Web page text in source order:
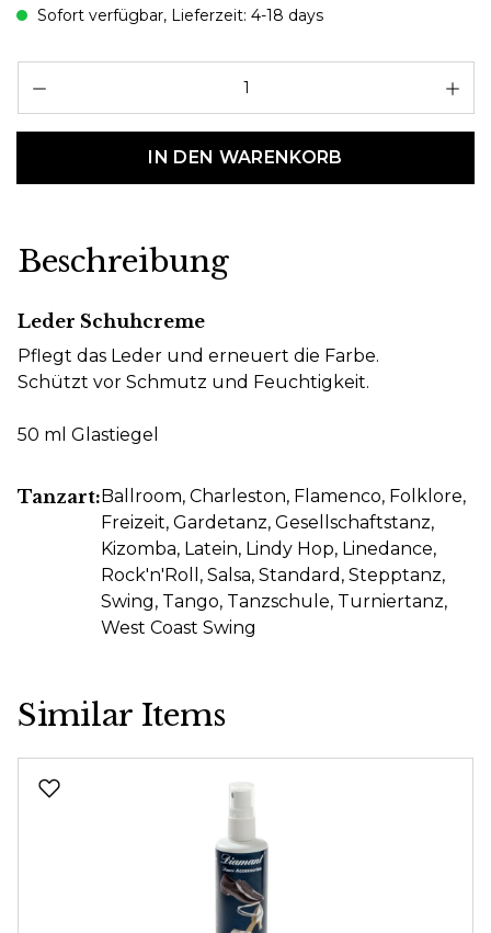
Sofort verfügbar, Lieferzeit: 4-18 days
IN DEN WARENKORB
Beschreibung
Leder Schuhcreme
Pflegt das Leder und erneuert die Farbe.
Schützt vor Schmutz und Feuchtigkeit.
50 ml Glastiegel
Tanzart:Ballroom, Charleston, Flamenco, Folklore,
Freizeit, Gardetanz, Gesellschaftstanz,
Kizomba, Latein, Lindy Hop, Linedance,
Rock'n'Roll , Salsa, Standard , Stepptanz,
Swing, Tango, Tanzschule, Turniertanz,
West Coast Swing
Similar Items